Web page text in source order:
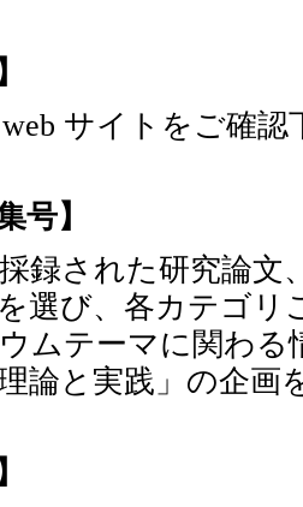
web サイトをご確認
号】
録された研究論文
選び、各カテゴリ
ムテーマに関わる
論と実践」の企画